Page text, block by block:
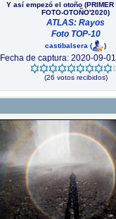
Y así empezó el otoño (PRIMER
FOTO-OTOÑO'2020)
ATLAS: Rayos
Foto TOP-10
castibalsera ( )
Fecha de captura: 2020-09-
(26 votos recibidos)